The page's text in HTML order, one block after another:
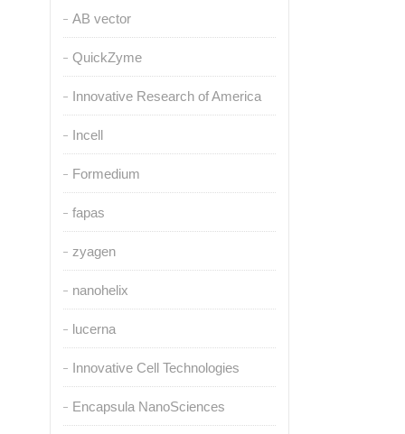
AB vector
QuickZyme
Innovative Research of America
Incell
Formedium
fapas
zyagen
nanohelix
lucerna
Innovative Cell Technologies
Encapsula NanoSciences